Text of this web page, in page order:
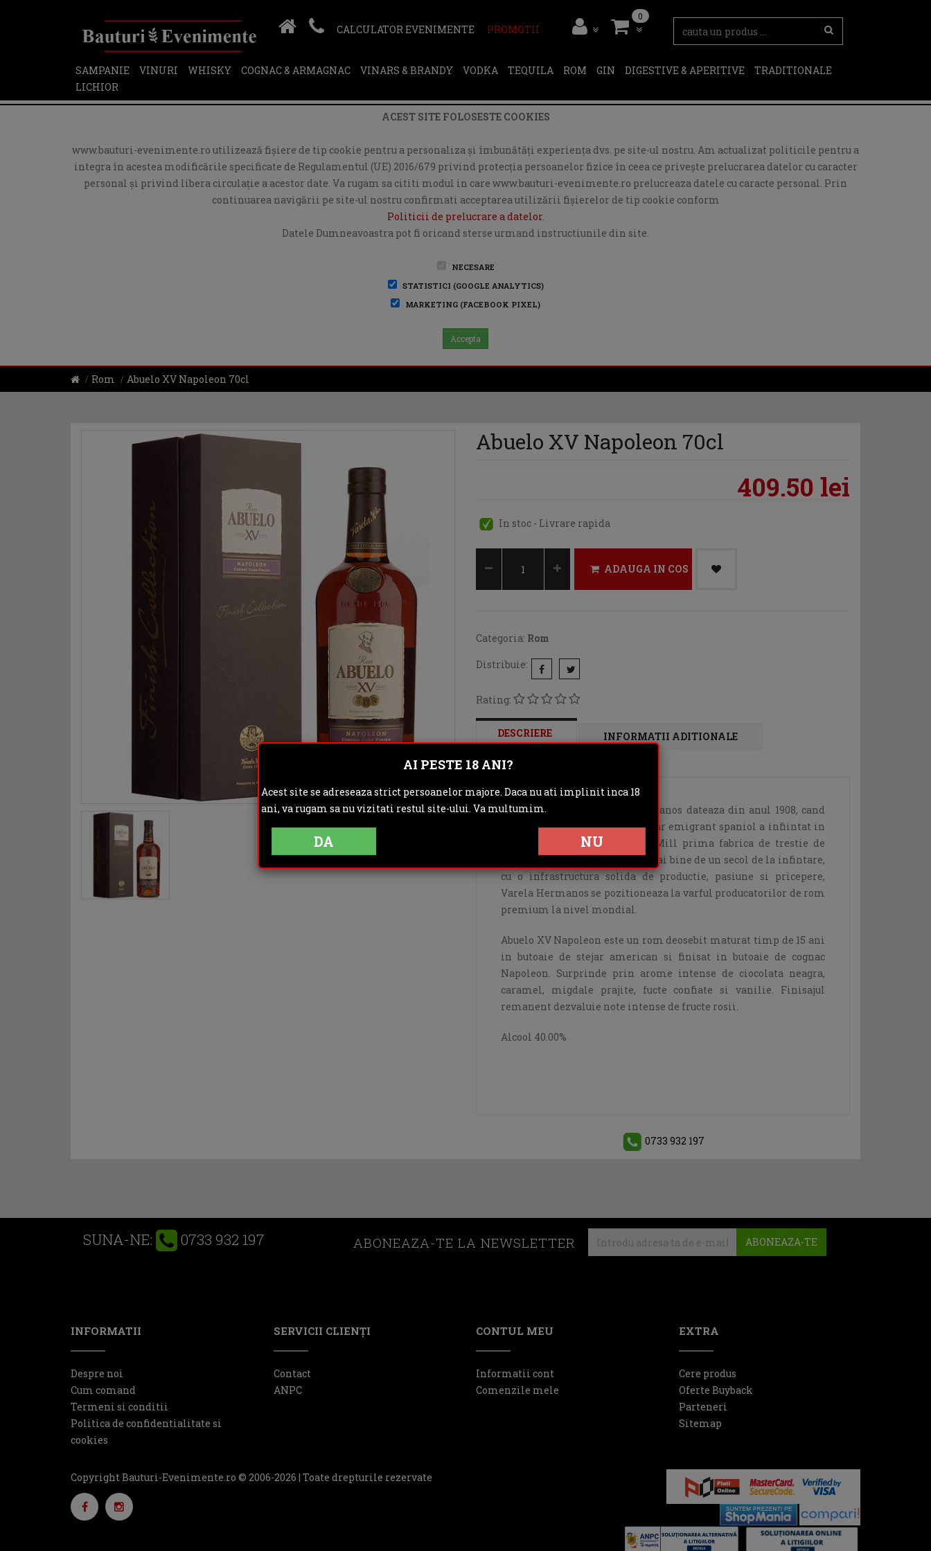
CALCULATOR EVENIMENTE PROMOTII
0
SAMPANIE VINURI WHISKY COGNAC & ARMAGNAC VINARS & BRANDY VODKA TEQUILA ROM GIN DIGESTIVE & APERITIVE
TRADITIONALE
LICHIOR
ACEST SITE FOLOSESTE COOKIES
www.bauturi-evenimente.ro utilizează fişiere de tip cookie pentru a personaliza și îmbunătăți experiența dvs. pe site-ul nostru. Am actualizat politicile pentru a
integra în acestea modificările specificate de Regulamentul (UE) 2016/679 privind protecția persoanelor fizice în ceea ce privește prelucrarea datelor cu caracter
personal și privind libera circulație a acestor date. Va rugam sa cititi modul in care www.bauturi-evenimente.ro prelucreaza datele cu caracte personal. Prin
continuarea navigării pe site-ul nostru confirmati acceptarea utilizării fişierelor de tip cookie conform
Politicii de prelucrare a datelor.
Datele Dumneavoastra pot fi oricand sterse urmand instructiunile din site.
NECESARE
STATISTICI (GOOGLE ANALYTICS)
MARKETING (FACEBOOK PIXEL)
Accepta
Rom Abuelo XV Napoleon 70cl
Abuelo XV Napoleon 70cl
409.50 lei
In stoc - Livrare rapida
ADAUGA IN COS
Categoria: Rom
Distribuie:
Rating:
DESCRIERE INFORMATII ADITIONALE
OPINII (0)
Istoria distileriei Varela Hermanos dateaza din anul 1908, cand
Don Jose Varela Blanco, un tanar emigrant spaniol a infiintat in
orasul Pese San Isidro Sugar Mill prima fabrica de trestie de
zahar din Panama. Astazi, la mai bine de un secol de la infintare,
cu o infrastructura solida de productie, pasiune si pricepere,
Varela Hermanos se pozitioneaza la varful producatorilor de rom
premium la nivel mondial.
Abuelo XV Napoleon este un rom deosebit maturat timp de 15 ani
in butoaie de stejar american si finisat in butoaie de cognac
Napoleon. Surprinde prin arome intense de ciocolata neagra,
caramel, migdale prajite, fucte confiate si vanilie. Finisajul
remanent dezvaluie note intense de fructe rosii.
Alcool 40.00%
0733 932 197
SUNA-NE: 0733 932 197 ABONEAZA-TE LA NEWSLETTER ABONEAZA-TE
INFORMATII
Despre noi
Cum comand
Termeni si conditii
Politica de confidentialitate si
cookies
SERVICII CLIENŢI
Contact
ANPC
CONTUL MEU
Informatii cont
Comenzile mele
EXTRA
Cere produs
Oferte Buyback
Parteneri
Sitemap
Copyright Bauturi-Evenimente.ro © 2006-2026 | Toate drepturile rezervate
AI PESTE 18 ANI?
Acest site se adreseaza strict persoanelor majore. Daca nu ati implinit inca 18
ani, va rugam sa nu vizitati restul site-ului. Va multumim.
DA NU